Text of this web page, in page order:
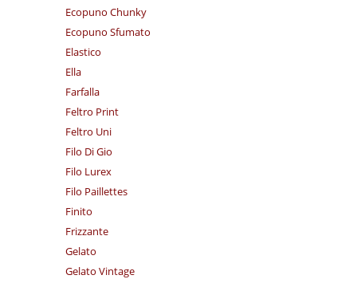
Ecopuno Chunky
Ecopuno Sfumato
Elastico
Ella
Farfalla
Feltro Print
Feltro Uni
Filo Di Gio
Filo Lurex
Filo Paillettes
Finito
Frizzante
Gelato
Gelato Vintage